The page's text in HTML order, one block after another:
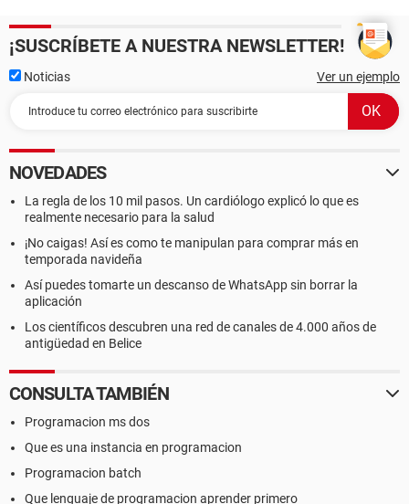
¡SUSCRÍBETE A NUESTRA NEWSLETTER!
Noticias Ver un ejemplo
NOVEDADES
La regla de los 10 mil pasos. Un cardiólogo explicó lo que es
realmente necesario para la salud
¡No caigas! Así es como te manipulan para comprar más en
temporada navideña
Así puedes tomarte un descanso de WhatsApp sin borrar la
aplicación
Los científicos descubren una red de canales de 4.000 años de
antigüedad en Belice
CONSULTA TAMBIÉN
Programacion ms dos
Que es una instancia en programacion
Programacion batch
Que lenguaje de programacion aprender primero